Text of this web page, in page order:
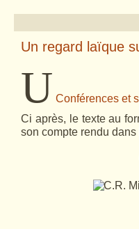
Un regard laïque
U Conférences et
Ci après, le texte au
son compte rendu dans